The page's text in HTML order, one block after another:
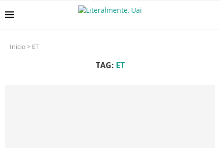
Início > ET
TAG: ET